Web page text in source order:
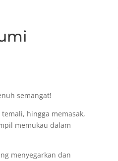
semangat!
hingga memasak,
memukau dalam
menyegarkan dan